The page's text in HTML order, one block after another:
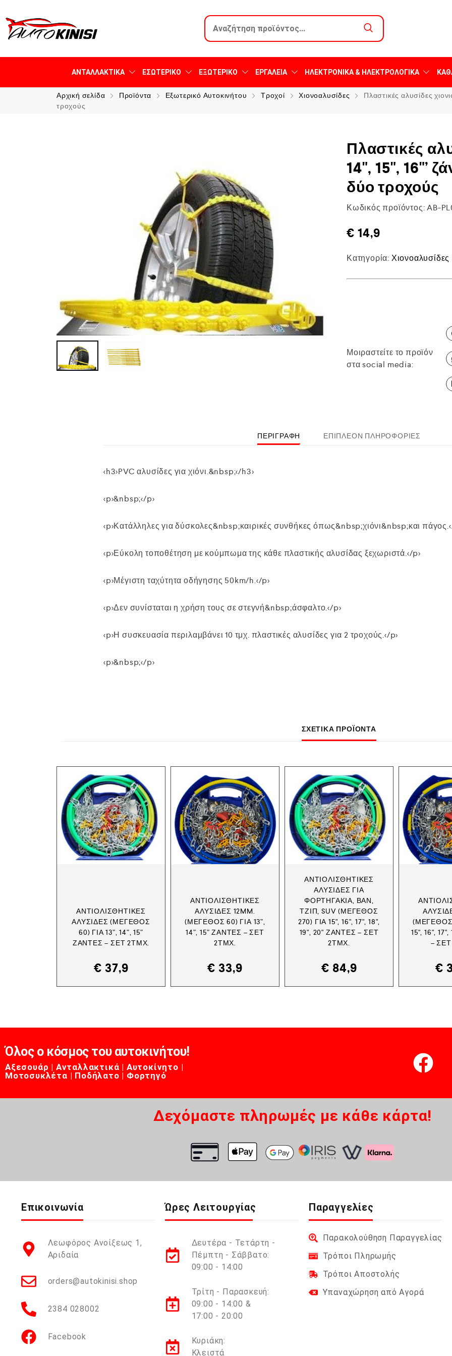
ΑΝΤΑΛΛΑΚΤΙΚΆ ΕΣΩΤΕΡΙΚΌ ΕΞΩΤΕΡΙΚΌ ΕΡΓΑΛΕΊΑ ΗΛΕΚΤΡΟΝΙΚΆ & ΗΛΕΚΤΡΟΛΟΓΙΚΆ
Αρχική σελίδα Προϊόντα Εξωτερικό Αυτοκινήτου Τροχοί Χιονοαλυσίδες
Πλαστικές αλυσίδες
τροχούς
Πλαστικές
14", 15", 16"’
δύο τροχούς
Κωδικός προϊόντος: AB-
€ 14,9
Κατηγορία: Χιονοαλυσίδες
Μοιραστείτε το προϊόν
στα social media:
ΠΕΡΙΓΡΑΦΉ ΕΠΙΠΛΈΟΝ ΠΛΗΡΟΦΟΡΊΕΣ
<h3>PVC αλυσίδες για χιόνι.&nbsp;</h3>
<p>&nbsp;</p>
<p>Κατάλληλες για δύσκολες&nbsp;καιρικές συνθήκες όπως&nbsp;χιόνι&nbsp;και
<p>Εύκολη τοποθέτηση με κούμπωμα της κάθε πλαστικής αλυσίδας ξεχωριστά.</p>
<p>Μέγιστη ταχύτητα οδήγησης 50km/h.</p>
<p>Δεν συνίσταται η χρήση τους σε στεγνή&nbsp;άσφαλτο.</p>
<p>Η συσκευασία περιλαμβάνει 10 τμχ. πλαστικές αλυσίδες για 2 τροχούς.</p>
<p>&nbsp;</p>
ΣΧΕΤΙΚΆ ΠΡΟΪΌΝΤΑ
ΑΝΤΙΟΛΙΣΘΗΤΙΚΈΣ
ΑΛΥΣΊΔΕΣ (ΜΈΓΕΘΟΣ
60) ΓΙΑ 13”, 14”, 15”
ΖΆΝΤΕΣ – ΣΕΤ 2ΤΜΧ.
€ 37,9
ΑΝΤΙΟΛΙΣΘΗΤΙΚΈΣ
ΑΛΥΣΊΔΕΣ 12MM.
(ΜΈΓΕΘΟΣ 60) ΓΙΑ 13”,
14”, 15” ΖΆΝΤΕΣ – ΣΕΤ
2ΤΜΧ.
€ 33,9
ΑΝΤΙΟΛΙΣΘΗΤΙΚΈΣ
ΑΛΥΣΊΔΕΣ ΓΙΑ
ΦΟΡΤΗΓΆΚΙΑ, ΒΑΝ,
ΤΖΙΠ, SUV (ΜΈΓΕΘΟΣ
270) ΓΙΑ 15", 16", 17", 18",
19", 20" ΖΆΝΤΕΣ – ΣΕΤ
2ΤΜΧ.
€ 84,9
(ΜΈΓΕΘΟΣ
15", 16",
–
€
Όλος ο κόσμος του αυτοκινήτου!
Αξεσουάρ | Ανταλλακτικά | Αυτοκίνητο |
Μοτοσυκλέτα | Ποδήλατο | Φορτηγό
Δεχόμαστε πληρωμές με κάθε κάρτα!
Επικοινωνία
Λεωφόρος Ανοίξεως 1,
Αριδαία
orders@autokinisi.shop
2384 028002
Facebook
Ώρες Λειτουργίας
Δευτέρα - Τετάρτη -
Πέμπτη - Σάββατο:
09:00 - 14:00
Τρίτη - Παρασκευή:
09:00 - 14:00 &
17:00 - 20:00
Κυριάκη:
Κλειστά
Παραγγελίες
Παρακολούθηση Παραγγελίας
Τρόποι Πληρωμής
Τρόποι Αποστολής
Υπαναχώρηση από Αγορά